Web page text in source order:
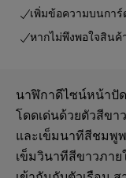
เพิ่มข้อความบนกา
หากไม่พึงพอใจสินค้
นาฬิกาดีไซน์หน้าปัด
โดดเด่นด้วยตัวสีข
และเข็มนาทีสีชมพูพ
เข็มวินาทีสีขาวภาย